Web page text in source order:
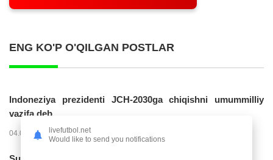
ENG KO'P O'QILGAN POSTLAR
Indoneziya prezidenti JCH-2030ga chiqishni umummilliy
vazifa deb...
04.08.2026 02:11 14286
livefutbol.net
Would like to send you notifications